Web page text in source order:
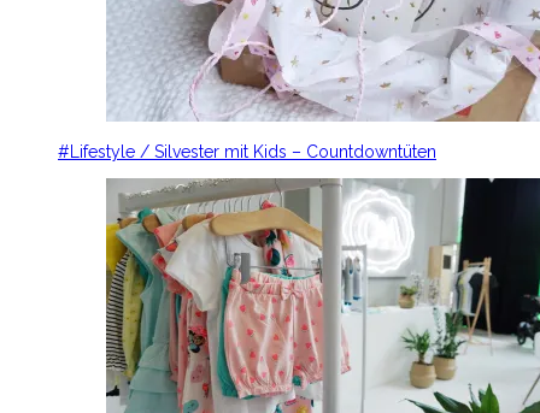
#Lifestyle / Silvester mit Kids – Countdowntüten